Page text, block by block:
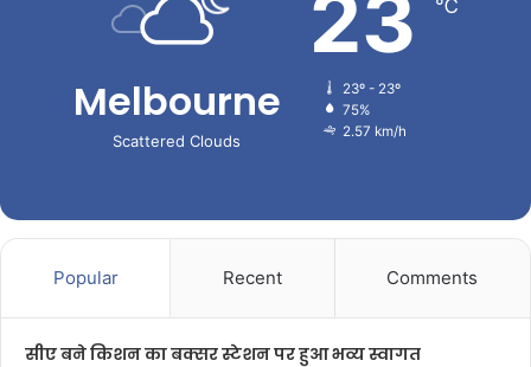
Melbourne
Scattered Clouds
23 ℃
23º - 23º
75%
2.57 km/h
Popular Recent Comments
सीए बने किशन का बक्सर स्टेशन पर हुआ भव्य स्वागत